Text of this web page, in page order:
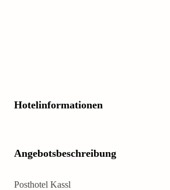
Hotelinformationen
Angebotsbeschreibung
Posthotel Kassl